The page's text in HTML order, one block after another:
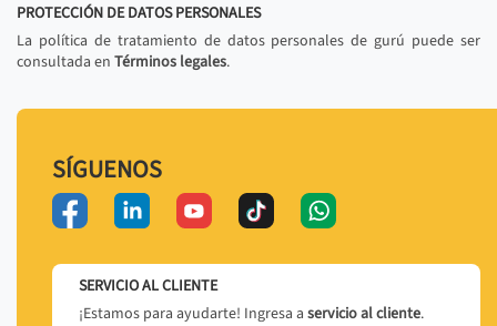
PROTECCIÓN DE DATOS PERSONALES
La política de tratamiento de datos personales de gurú puede ser
consultada en Términos legales.
SÍGUENOS
SERVICIO AL CLIENTE
¡Estamos para ayudarte! Ingresa a servicio al cliente.